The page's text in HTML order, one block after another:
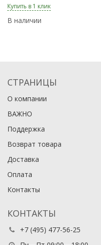
Купить в 1 клик
В наличии
СТРАНИЦЫ
О компании
ВАЖНО
Поддержка
Возврат товара
Доставка
Оплата
Контакты
КОНТАКТЫ
+7 (495) 477-56-25